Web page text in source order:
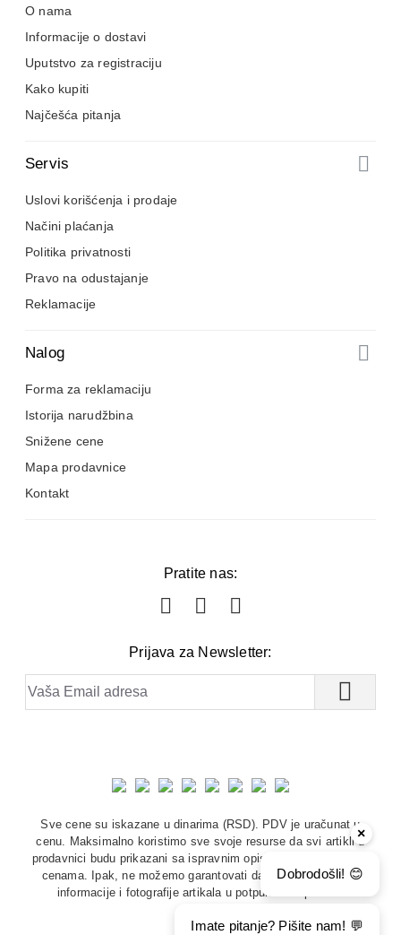
O nama
Informacije o dostavi
Uputstvo za registraciju
Kako kupiti
Najčešća pitanja
Servis
Uslovi korišćenja i prodaje
Načini plaćanja
Politika privatnosti
Pravo na odustajanje
Reklamacije
Nalog
Forma za reklamaciju
Istorija narudžbina
Snižene cene
Mapa prodavnice
Kontakt
Pratite nas:
Prijava za Newsletter:
Sve cene su iskazane u dinarima (RSD). PDV je uračunat u
cenu. Maksimalno koristimo sve svoje resurse da svi artikli u
prodavnici budu prikazani sa ispravnim opisima, fotografijama i
cenama. Ipak, ne možemo garantovati da su sve navedene
informacije i fotografije artikala u potpunosti ispravne.
×
Dobrodošli! 😊
Imate pitanje? Pišite nam! 💬